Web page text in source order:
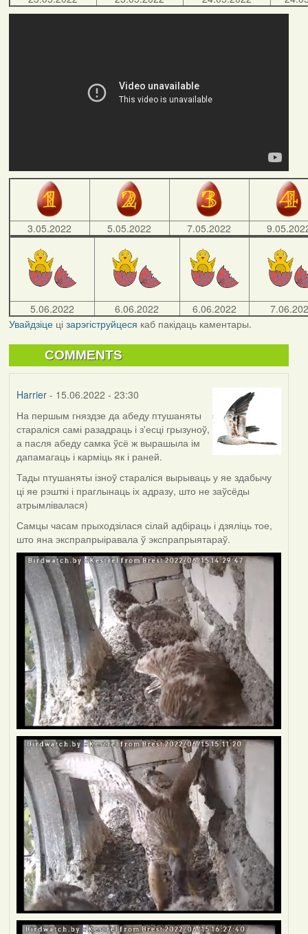
3.05.2022 5.05.2022 7.05.2022
5.06.2022 6.06.2022 6.06.2022
Увайдзіцеці зарэгіструйцеся каб пакідаць каментары.
COMMENTS
Harrier- 15.06.2022 - 23:30
На першым гняздзе да абеду птушаняты
стараліся самі разадраць і з'есці грызуноў,
а пасля абеду самка ўсё ж вырашыла ім
дапамагаць і карміць як і раней.
Тады птушаняты ізноў стараліся вырываць у яе здабычу
ці яе рэшткі і праглынаць іх адразу, што не заўсёды
атрымлівалася)
Самцы часам прыходзілася сілай адбіраць і дзяліць тое,
што яна экспрапрыіравала ў экспрапрыятараў.